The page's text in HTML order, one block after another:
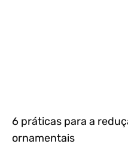
6 práticas para a
ornamentais